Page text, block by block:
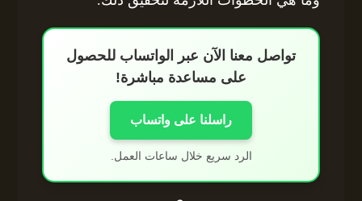
تواصل معنا الآن عبر الواتساب للحصول
على مساعدة مباشرة!
راسلنا على واتساب
الرد سريع خلال ساعات العمل.